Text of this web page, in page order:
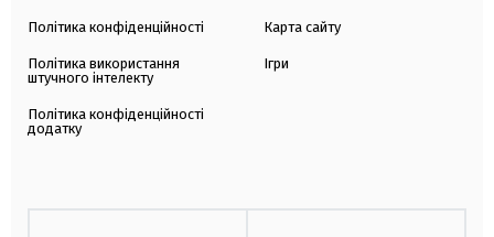
Політика конфіденційності
Політика використання
штучного інтелекту
Політика конфіденційності
додатку
Карта сайту
Ігри